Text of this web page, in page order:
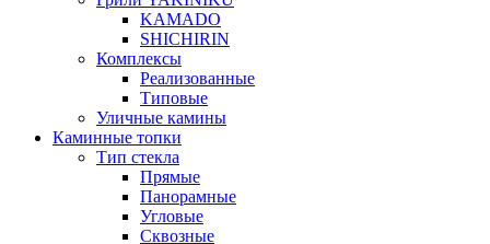
KAMADO
SHICHIRIN
Комплексы
Реализованные
Типовые
Уличные камины
Каминные топки
Тип стекла
Прямые
Панорамные
Угловые
Сквозные